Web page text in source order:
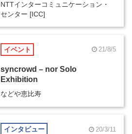
NTTインターコミュニケーション・
センター [ICC]
イベント 21/8/5
syncrowd – nor Solo
Exhibition
などや恵比寿
インタビュー 20/3/11